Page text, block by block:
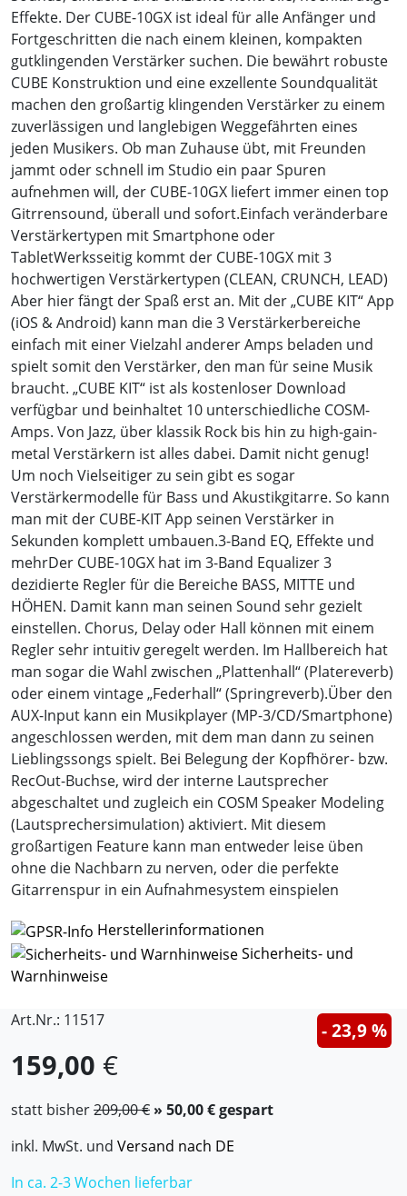
Effekte. Der CUBE-10GX ist ideal für alle Anfänger und
Fortgeschritten die nach einem kleinen, kompakten
gutklingenden Verstärker suchen. Die bewährt robuste
CUBE Konstruktion und eine exzellente Soundqualität
machen den großartig klingenden Verstärker zu einem
zuverlässigen und langlebigen Weggefährten eines
jeden Musikers. Ob man Zuhause übt, mit Freunden
jammt oder schnell im Studio ein paar Spuren
aufnehmen will, der CUBE-10GX liefert immer einen top
Gitrrensound, überall und sofort.Einfach veränderbare
Verstärkertypen mit Smartphone oder
TabletWerksseitig kommt der CUBE-10GX mit 3
hochwertigen Verstärkertypen (CLEAN, CRUNCH, LEAD)
Aber hier fängt der Spaß erst an. Mit der „CUBE KIT“ App
(iOS & Android) kann man die 3 Verstärkerbereiche
einfach mit einer Vielzahl anderer Amps beladen und
spielt somit den Verstärker, den man für seine Musik
braucht. „CUBE KIT“ ist als kostenloser Download
verfügbar und beinhaltet 10 unterschiedliche COSM-
Amps. Von Jazz, über klassik Rock bis hin zu high-gain-
metal Verstärkern ist alles dabei. Damit nicht genug!
Um noch Vielseitiger zu sein gibt es sogar
Verstärkermodelle für Bass und Akustikgitarre. So kann
man mit der CUBE-KIT App seinen Verstärker in
Sekunden komplett umbauen.3-Band EQ, Effekte und
mehrDer CUBE-10GX hat im 3-Band Equalizer 3
dezidierte Regler für die Bereiche BASS, MITTE und
HÖHEN. Damit kann man seinen Sound sehr gezielt
einstellen. Chorus, Delay oder Hall können mit einem
Regler sehr intuitiv geregelt werden. Im Hallbereich hat
man sogar die Wahl zwischen „Plattenhall“ (Platereverb)
oder einem vintage „Federhall“ (Springreverb).Über den
AUX-Input kann ein Musikplayer (MP-3/CD/Smartphone)
angeschlossen werden, mit dem man dann zu seinen
Lieblingssongs spielt. Bei Belegung der Kopfhörer- bzw.
RecOut-Buchse, wird der interne Lautsprecher
abgeschaltet und zugleich ein COSM Speaker Modeling
(Lautsprechersimulation) aktiviert. Mit diesem
großartigen Feature kann man entweder leise üben
ohne die Nachbarn zu nerven, oder die perfekte
Gitarrenspur in ein Aufnahmesystem einspielen
Herstellerinformationen
Sicherheits- und
Warnhinweise
Art.Nr.: 11517
159,00 €
statt bisher209,00 € » 50,00 € gespart
- 23,9 %
inkl. MwSt. und Versand nach DE
In ca. 2-3 Wochen lieferbar